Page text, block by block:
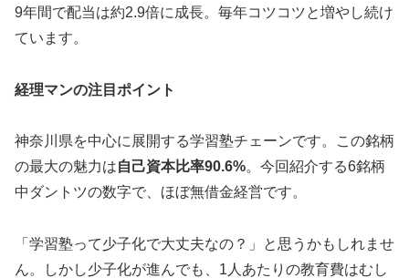
9年間で配当は約2.9倍に成長。毎年コツコツと増やし続け
ています。
経理マンの注目ポイント
神奈川県を中心に展開する学習塾チェーンです。この銘柄
の最大の魅力は自己資本比率90.6%。今回紹介する6銘柄
中ダントツの数字で、ほぼ無借金経営です。
「学習塾って少子化で大丈夫なの？」と思うかもしれませ
ん。しかし少子化が進んでも、1人あたりの教育費はむし